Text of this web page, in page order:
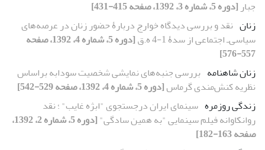
جبار [دوره 5، شماره 3، 1392، صفحه 415-431]
زنان نقد و بررسی دیدگاه خوارج دربارۀ حضور زنان در عرصه‌های
سیاسی‌ـ اجتماعی از سدۀ 1-4 ه‌.ق
[دوره 5، شماره 4، 1392، صفحه
557-576]
زنان شاهنامه بررسی جنبه‌های نمایشی شخصیت سودابه براساس
نظریه کنش‌مندی گرماس[دوره 5، شماره 4، 1392، صفحه 529-542]
زندگی روزمره سینمای ایران درجستجوی "ابژه غایب" ؛ نقد
روانکاوانه فیلم سینمایی "به همین سادگی"
[دوره 5، شماره 2، 1392،
صفحه 163-182]